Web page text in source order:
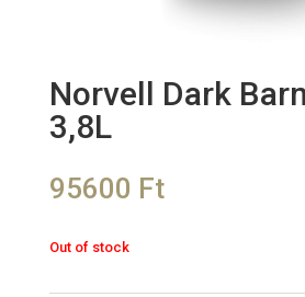
Norvell Dark
3,8L
95600 Ft
Out of stock